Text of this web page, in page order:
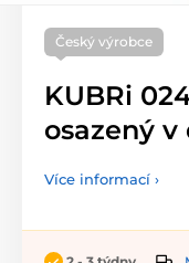
Český výrobce
KUBRi
osazený
Více informací ›